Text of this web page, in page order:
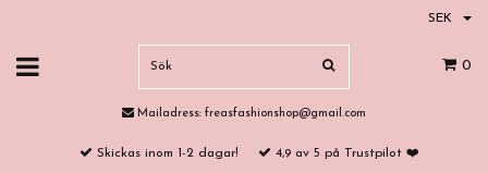
SEK
0
Mailadress: freasfashionshop@gmail.com
Skickas inom 1-2 dagar! 4,9 av 5 på Trustpilot ❤️